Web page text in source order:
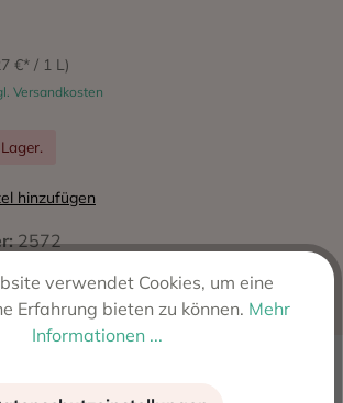
€* / 1 L)
Versandkosten
hinzufügen
2572
verwendet Cookies, um eine
Erfahrung bieten zu können. Mehr
Informationen ...